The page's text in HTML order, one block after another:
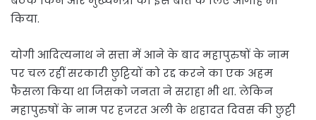
किया.
योगी आदित्यनाथ ने सत्ता में आने के बाद महापुरुषों के नाम
पर चल रहीं सरकारी छुट्टियों को रद्द करने का एक अहम
फैसला किया था जिसको जनता ने सराहा भी था. लेकिन
महापुरुषों के नाम पर हजरत अली के शहादत दिवस की छुट्टी